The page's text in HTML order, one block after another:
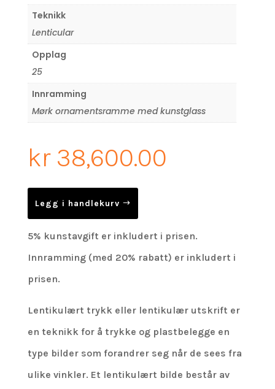
Teknikk
Lenticular
Opplag
25
Innramming
Mørk ornamentsramme med kunstglass
kr38,600.00
Legg i handlekurv
5% kunstavgift er inkludert i prisen.
Innramming (med 20% rabatt) er inkludert i
prisen.
Lentikulært trykk eller lentikulær utskrift er
en teknikk for å trykke og plastbelegge en
type bilder som forandrer seg når de sees fra
ulike vinkler. Et lentikulært bilde består av